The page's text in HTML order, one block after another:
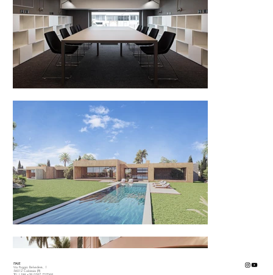
ITALIE
Via Poggio Belvedere, 1
56012 Calcinaia (PI)